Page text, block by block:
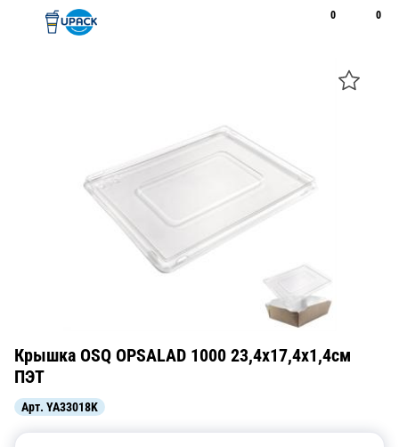
0 0
Крышка OSQ OPSALAD 1000 23,4х17,4х1,4см
ПЭТ
Арт. YA33018K